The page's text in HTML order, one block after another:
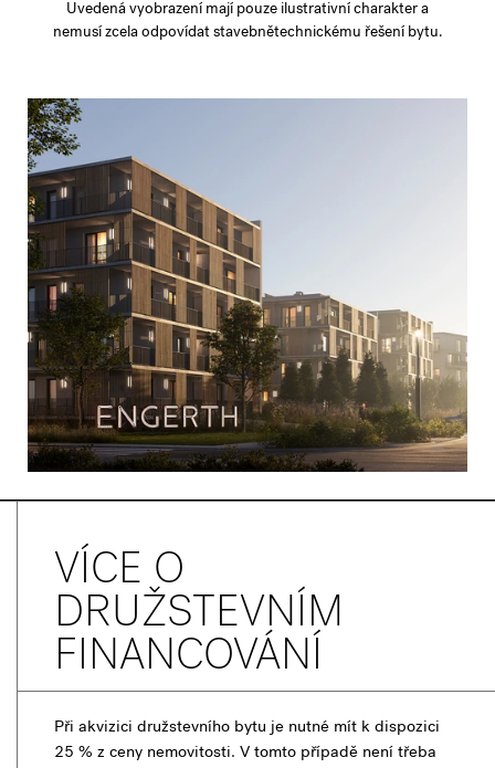
Uvedená vyobrazení mají pouze ilustrativní charakter a
nemusí zcela odpovídat stavebnětechnickému řešení bytu.
VÍCE O
DRUŽSTEVNÍM
FINANCOVÁNÍ
Při akvizici družstevního bytu je nutné mít k dispozici
25 % z ceny nemovitosti. V tomto případě není třeba